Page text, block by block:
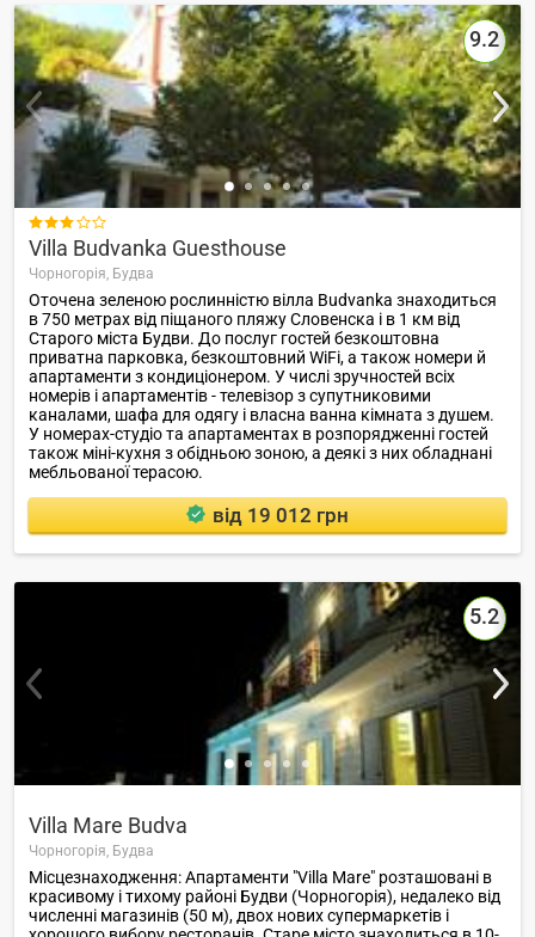
9.2

Villa Budvanka Guesthouse
Чорногорія, Будва
Оточена зеленою рослинністю вілла Budvanka знаходиться
в 750 метрах від піщаного пляжу Словенска і в 1 км від
Старого міста Будви. До послуг гостей безкоштовна
приватна парковка, безкоштовний WiFi, а також номери й
апартаменти з кондиціонером. У числі зручностей всіх
номерів і апартаментів - телевізор з супутниковими
каналами, шафа для одягу і власна ванна кімната з душем.
У номерах-студіо та апартаментах в розпорядженні гостей
також міні-кухня з обідньою зоною, а деякі з них обладнані
мебльованої терасою.
від 19 012 грн
5.2
Villa Mare Budva
Чорногорія, Будва
Місцезнаходження: Апартаменти "Villa Mare" розташовані в
красивому і тихому районі Будви (Чорногорія), недалеко від
численні магазинів (50 м), двох нових супермаркетів і